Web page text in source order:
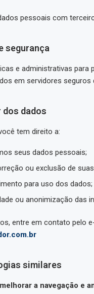
pessoais com
segurança
e administrativas para
em servidores
dados
tem direito a:
seus dados pessoais;
ou exclusão de
para uso dos dados;
ou anonimização das
entre em contato pelo
similares
melhorar a navegação e